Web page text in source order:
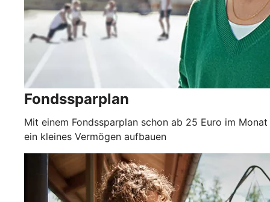
Fondssparplan
Mit einem Fondssparplan schon ab 25 Euro im Monat
ein kleines Vermögen aufbauen